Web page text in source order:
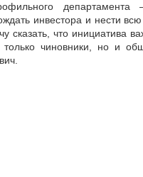
департамента
инвестора и нести
сказать, что инициатива
чиновники, но и